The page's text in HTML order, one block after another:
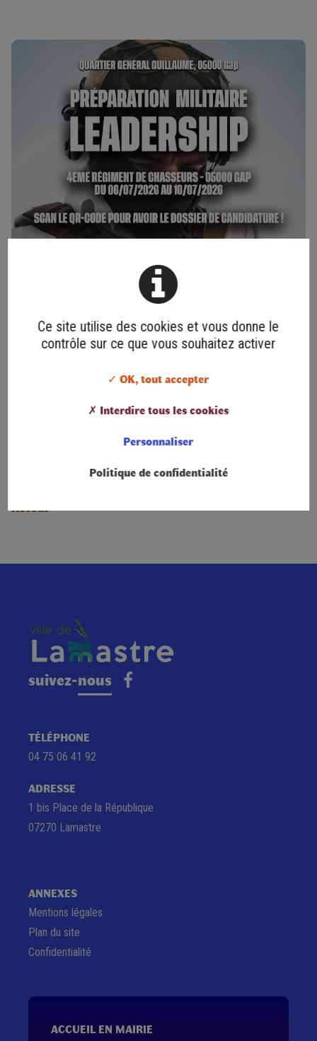
Retour
suivez-nous
TÉLÉPHONE
04 75 06 41 92
ADRESSE
1 bis Place de la République
07270 Lamastre
ANNEXES
Mentions légales
Plan du site
Confidentialité
ACCUEIL EN MAIRIE
Ce site utilise des cookies et vous donne le
contrôle sur ce que vous souhaitez activer
✓ OK, tout accepter
✗ Interdire tous les cookies
Personnaliser
Politique de confidentialité